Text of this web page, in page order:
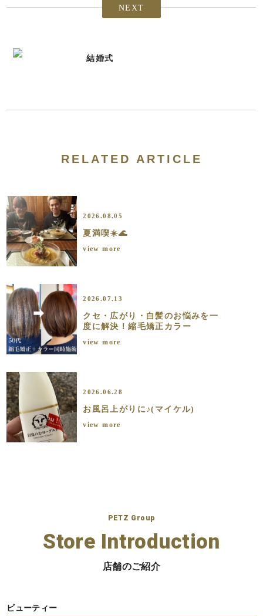
NEXT
結婚式
RELATED ARTICLE
2026.08.05
夏満喫☀️🌊
view more
2026.07.13
クセ・広がり・白髪のお悩みを一
度に解決！縮毛矯正カラー
view more
2026.06.28
お風呂上がりに♪(マイケル)
view more
PETZ Group
Store Introduction
店舗のご紹介
ビューティー